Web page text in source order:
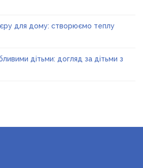
для дому: створюємо теплу
дітьми: догляд за дітьми з